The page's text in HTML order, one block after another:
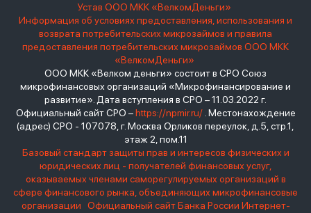
Устав ООО МКК «ВелкомДеньги»
Информация об условиях предоставления, использования и
возврата потребительских микрозаймов и правила
предоставления потребительских микрозаймов ООО МКК
«ВелкомДеньги»
ООО МКК «Велком деньги» состоит в СРО Союз
микрофинансовых организаций «Микрофинансирование и
развитие». Дата вступления в СРО – 11.03.2022 г.
Официальный сайт СРО –https://npmir.ru/. Местонахождение
(адрес) СРО - 107078, г. Москва Орликов переулок, д.5, стр.1,
этаж 2, пом.11
Базовый стандарт защиты прав и интересов физических и
юридических лиц - получателей финансовых услуг,
оказываемых членами саморегулируемых организаций в
сфере финансового рынка, объединяющих микрофинансовые
организации
Официальный сайт Банка России Интернет-